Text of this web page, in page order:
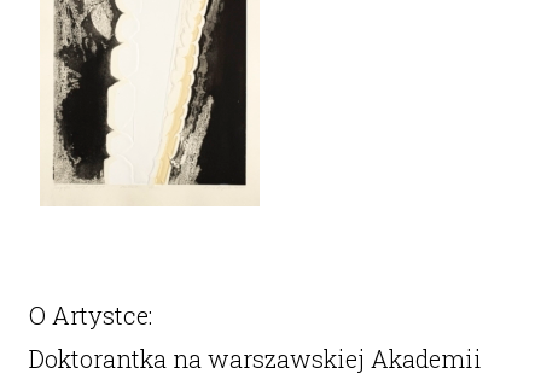
O Artystce:
Doktorantka na warszawskiej Akademii